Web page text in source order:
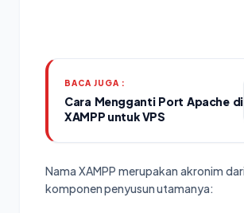
BACA JUGA :
Cara Mengganti Port Apache di
XAMPP untuk VPS
Nama XAMPP merupakan akronim
komponen penyusun utamanya: